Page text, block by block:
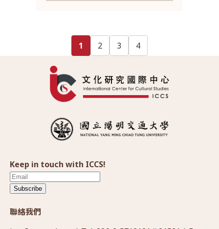
1 2 3 4
Keep in touch with ICCS!
Subscribe
聯絡我們